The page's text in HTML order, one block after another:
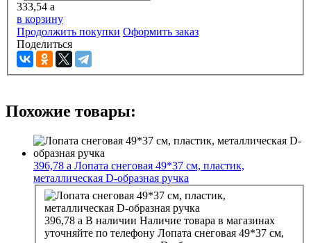
333,54 a
в корзину
Продолжить покупки Оформить заказ
Поделиться
Похожие товары:
396,78 a Лопата снеговая 49*37 см, пластик,
металлическая D-образная ручка
396,78 a В наличии Наличие товара в магазинах
уточняйте по телефону Лопата снеговая 49*37 см,